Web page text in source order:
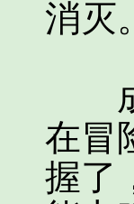
消灭。
成
在冒
握了